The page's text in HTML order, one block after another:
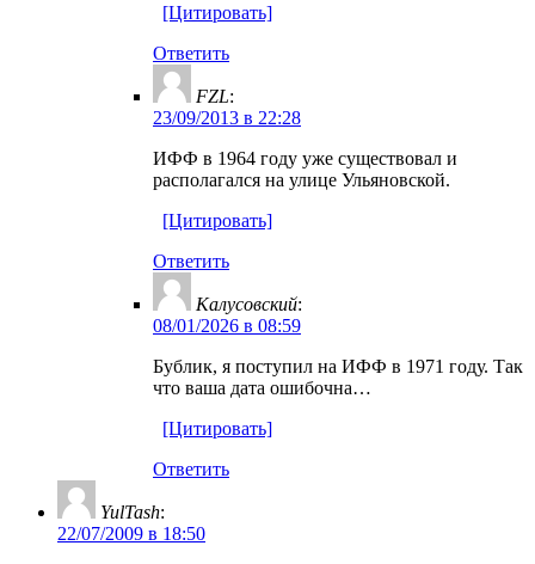
[Цитировать]
Ответить
FZL:
23/09/2013 в 22:28
ИФФ в 1964 году уже существовал и
располагался на улице Ульяновской.
[Цитировать]
Ответить
Калусовский:
08/01/2026 в 08:59
Бублик, я поступил на ИФФ в 1971 году. Так
что ваша дата ошибочна…
[Цитировать]
Ответить
YulTash:
22/07/2009 в 18:50